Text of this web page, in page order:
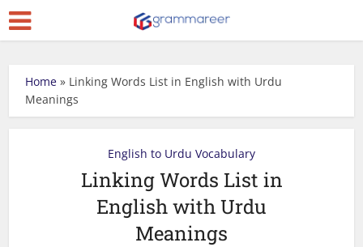
Home » Linking Words List in English with Urdu
Meanings
English to Urdu Vocabulary
Linking Words List in
English with Urdu
Meanings